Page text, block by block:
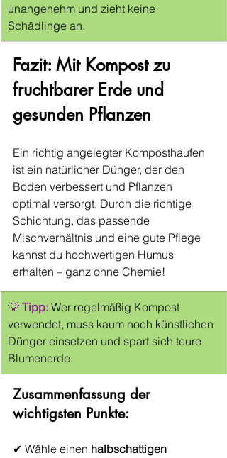
unangenehm und zieht keine
Schädlinge an.
Fazit: Mit Kompost zu
fruchtbarer Erde und
gesunden Pflanzen
Ein richtig angelegter Komposthaufen
ist ein natürlicher Dünger, der den
Boden verbessert und Pflanzen
optimal versorgt. Durch die richtige
Schichtung, das passende
Mischverhältnis und eine gute Pflege
kannst du hochwertigen Humus
erhalten – ganz ohne Chemie!
💡 Tipp: Wer regelmäßig Kompost
verwendet, muss kaum noch künstlichen
Dünger einsetzen und spart sich teure
Blumenerde.
Zusammenfassung der
wichtigsten Punkte:
✔ Wähle einen halbschattigen